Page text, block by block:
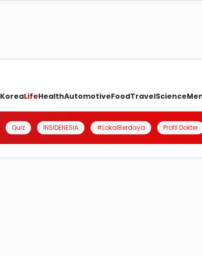
KoreaLifeHealthAutomotiveFoodTravelScience
Quiz INSIDENESIA #LokalBerdaya Profil Dokter